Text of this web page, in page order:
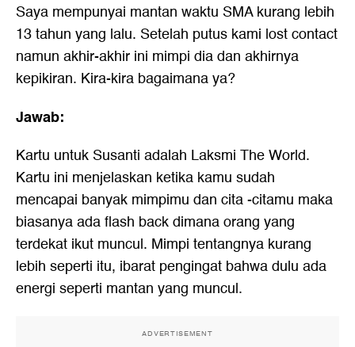
Saya mempunyai mantan waktu SMA kurang lebih
13 tahun yang lalu. Setelah putus kami lost contact
namun akhir-akhir ini mimpi dia dan akhirnya
kepikiran. Kira-kira bagaimana ya?
Jawab:
Kartu untuk Susanti adalah Laksmi The World.
Kartu ini menjelaskan ketika kamu sudah
mencapai banyak mimpimu dan cita -citamu maka
biasanya ada flash back dimana orang yang
terdekat ikut muncul. Mimpi tentangnya kurang
lebih seperti itu, ibarat pengingat bahwa dulu ada
energi seperti mantan yang muncul.
ADVERTISEMENT